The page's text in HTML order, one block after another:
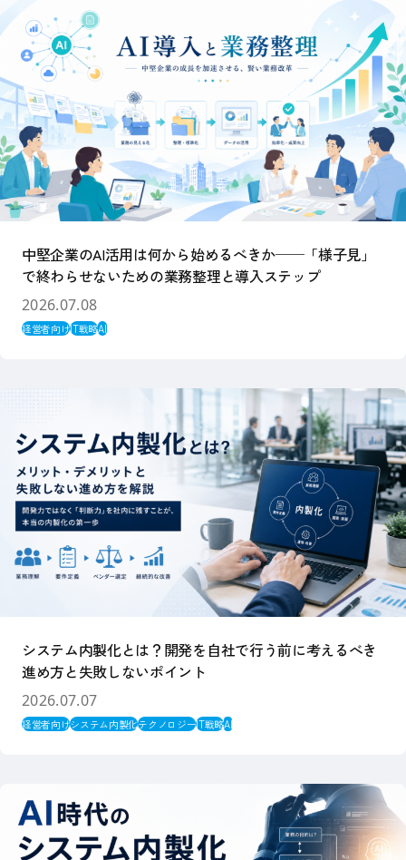
中堅企業のAI活用は何から始めるべきか──「様子見」
で終わらせないための業務整理と導入ステップ
2026.07.08
経営者向けIT戦略AI
システム内製化とは？開発を自社で行う前に考えるべき
進め方と失敗しないポイント
2026.07.07
経営者向けシステム内製化テクノロジーIT戦略AI